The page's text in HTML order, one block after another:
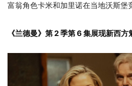
富翁角色卡米和加里诺在当地沃斯堡
《兰德曼》第 2 季第 6 集展现新西方